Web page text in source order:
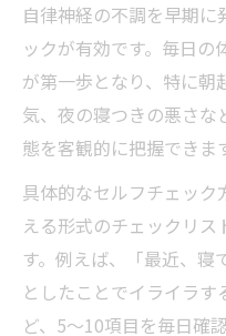
自律神経の不調を早期に
ックが有効です。毎日の
が第一歩となり、特に
気、夜の寝つきの悪さな
態を客観的に把握できま
具体的なセルフチェッ
える形式のチェックリ
す。例えば、「最近、寝
としたことでイライラ
ど、5〜10項目を毎日確